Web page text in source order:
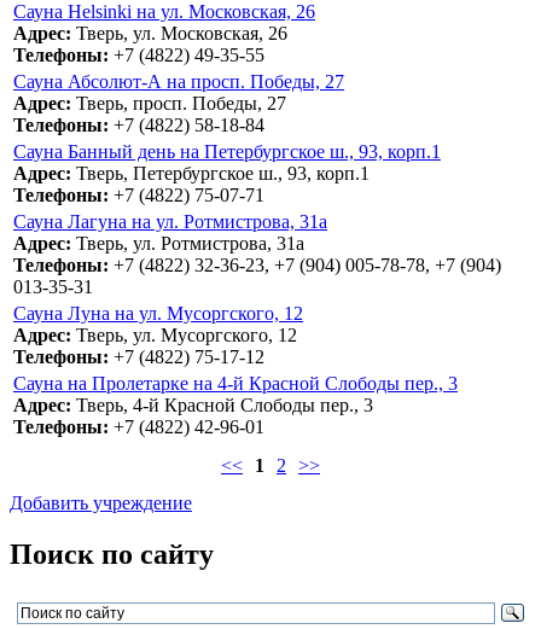
Сауна Helsinki на ул. Московская, 26
Адрес: Тверь, ул. Московская, 26
Телефоны: +7 (4822) 49-35-55
Сауна Абсолют-А на просп. Победы, 27
Адрес: Тверь, просп. Победы, 27
Телефоны: +7 (4822) 58-18-84
Сауна Банный день на Петербургское ш., 93, корп.1
Адрес: Тверь, Петербургское ш., 93, корп.1
Телефоны: +7 (4822) 75-07-71
Сауна Лагуна на ул. Ротмистрова, 31а
Адрес: Тверь, ул. Ротмистрова, 31а
Телефоны: +7 (4822) 32-36-23, +7 (904) 005-78-78, +7 (904)
013-35-31
Сауна Луна на ул. Мусоргского, 12
Адрес: Тверь, ул. Мусоргского, 12
Телефоны: +7 (4822) 75-17-12
Сауна на Пролетарке на 4-й Красной Слободы пер., 3
Адрес: Тверь, 4-й Красной Слободы пер., 3
Телефоны: +7 (4822) 42-96-01
<<
1 2 >>
Добавить учреждение
Поиск по сайту